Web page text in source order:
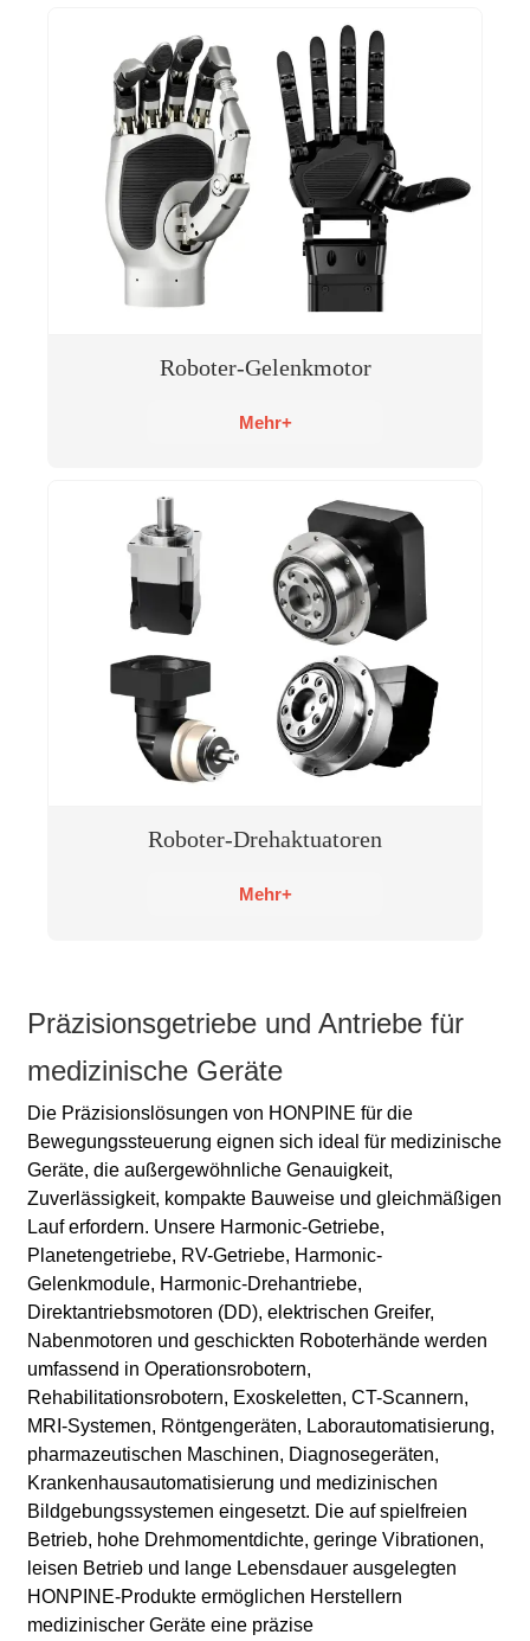
Roboter-Gelenkmotor
Mehr+
Roboter-Drehaktuatoren
Mehr+
Präzisionsgetriebe und Antriebe für
medizinische Geräte
Die Präzisionslösungen von HONPINE für die
Bewegungssteuerung eignen sich ideal für medizinische
Geräte, die außergewöhnliche Genauigkeit,
Zuverlässigkeit, kompakte Bauweise und gleichmäßigen
Lauf erfordern. Unsere Harmonic-Getriebe,
Planetengetriebe, RV-Getriebe, Harmonic-
Gelenkmodule, Harmonic-Drehantriebe,
Direktantriebsmotoren (DD), elektrischen Greifer,
Nabenmotoren und geschickten Roboterhände werden
umfassend in Operationsrobotern,
Rehabilitationsrobotern, Exoskeletten, CT-Scannern,
MRI-Systemen, Röntgengeräten, Laborautomatisierung,
pharmazeutischen Maschinen, Diagnosegeräten,
Krankenhausautomatisierung und medizinischen
Bildgebungssystemen eingesetzt. Die auf spielfreien
Betrieb, hohe Drehmomentdichte, geringe Vibrationen,
leisen Betrieb und lange Lebensdauer ausgelegten
HONPINE-Produkte ermöglichen Herstellern
medizinischer Geräte eine präzise